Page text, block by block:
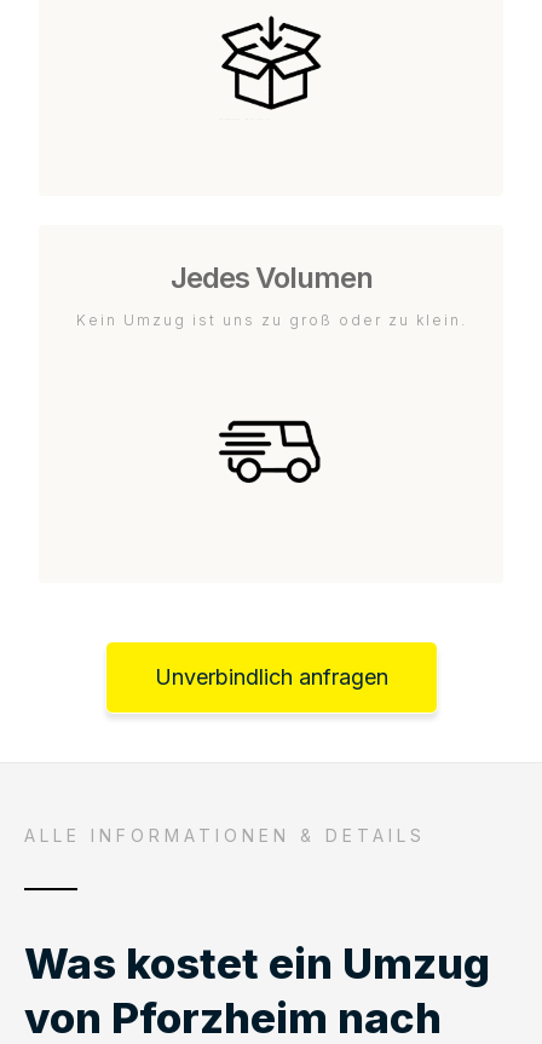
Jedes Volumen
Kein Umzug ist uns zu groß oder zu klein.
Unverbindlich anfragen
ALLE INFORMATIONEN & DETAILS
Was kostet ein Umzug
von Pforzheim nach